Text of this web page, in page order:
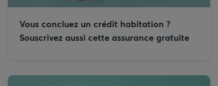
Vous concluez un crédit habitation ?
Souscrivez aussi cette assurance gratuite